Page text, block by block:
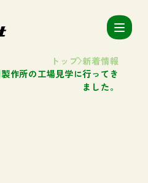
トップ 新着情報
作所の工場見学に行ってき
ました。